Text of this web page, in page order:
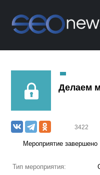
Делаем
3422
Мероприятие завершено
Тип мероприятия: